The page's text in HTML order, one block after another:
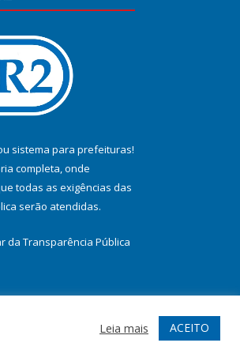
sistema para prefeituras!
completa, onde
todas as exigências das
serão atendidas.
da Transparência Pública
Acessar Webmail
Leia mais ACEITO